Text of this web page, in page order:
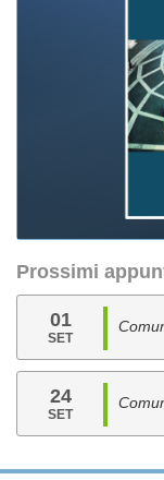
Prossimi
01
SET
24
SET